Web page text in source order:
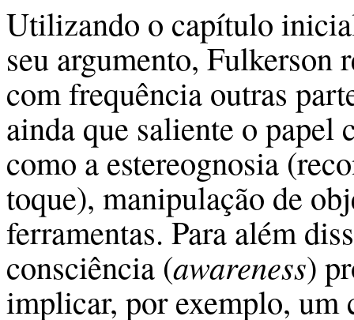
Utilizando o capítulo
seu argumento, Fulkerson
com frequência outras
ainda que saliente o papel
como a estereognosia
toque), manipulação de
ferramentas. Para além
consciência (awareness)
implicar, por exemplo, um